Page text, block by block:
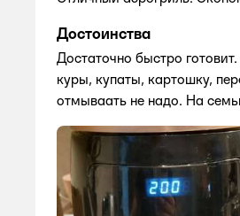
Достоинства
Достаточно быстро
куры, купаты, картошку,
отмываать не надо. На